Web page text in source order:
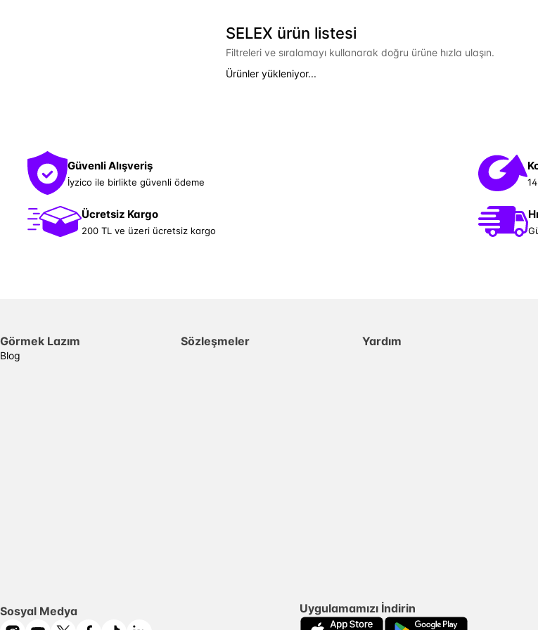
SELEX ürün listesi
Filtreleri ve sıralamayı kullanarak doğru ürüne hızla ulaşın.
Ürünler yükleniyor...
Güvenli Alışveriş
İyzico ile birlikte güvenli ödeme
Ücretsiz Kargo
200 TL ve üzeri ücretsiz kargo
Görmek Lazım
Blog
Sözleşmeler Yardım
Sosyal Medya Uygulamamızı İndirin